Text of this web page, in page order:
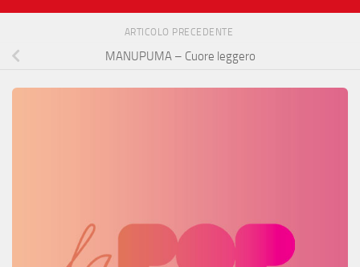
ARTICOLO PRECEDENTE
MANUPUMA – Cuore leggero